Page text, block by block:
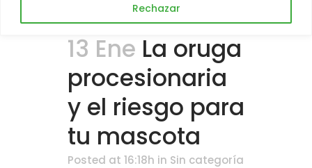
Rechazar
13 Ene La oruga
procesionaria
y el riesgo para
tu mascota
Posted at 16:18h in Sin categoría